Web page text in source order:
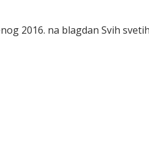
2016. na blagdan Svih